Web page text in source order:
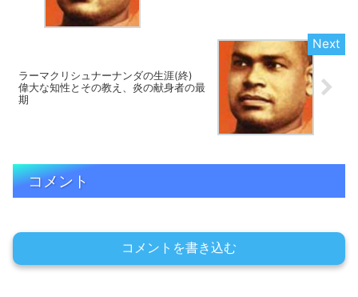
ラーマクリシュナーナンダの生涯(終)
偉大な知性とその教え、炎の献身者の最
期
コメント
コメントを書き込む